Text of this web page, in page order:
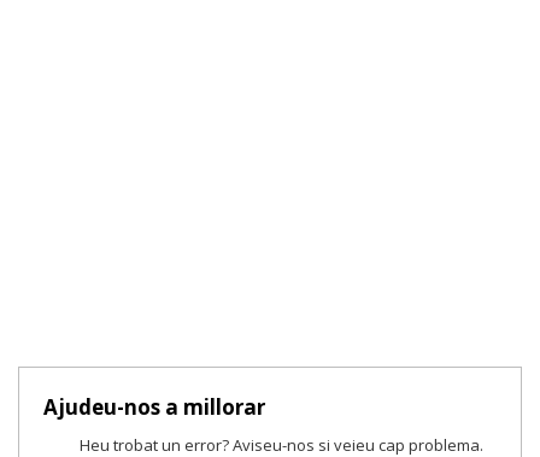
Ajudeu-nos a millorar
Heu trobat un error? Aviseu-nos si veieu cap problema.